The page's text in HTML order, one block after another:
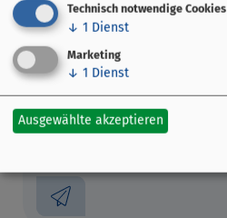
Privatzimmer Feil
Am Gänsrain 4
Technisch notwendige Cookies
↓ 1 Dienst
Marketing
↓ 1 Dienst
Ausgewählte akzeptieren